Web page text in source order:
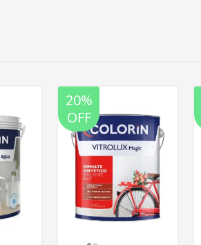
20%
OFF